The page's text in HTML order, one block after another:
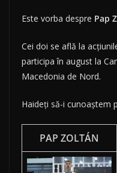
Este vorba despre Pap
Cei doi se află la
participa în august la
Macedonia de Nord.
Haideţi să-i cunoaştem
PAP ZOLTÁN